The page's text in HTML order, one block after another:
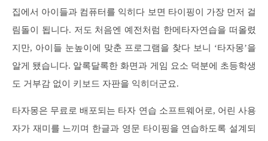
집에서 아이들과 컴퓨터를 익히다 보면 타이핑이 가장 먼저 걸
림돌이 됩니다. 저도 처음엔 예전처럼 한메타자연습을 떠올렸
지만, 아이들 눈높이에 맞춘 프로그램을 찾다 보니 ‘타자몽’을
알게 됐습니다. 알록달록한 화면과 게임 요소 덕분에 초등학생
도 거부감 없이 키보드 자판을 익히더군요.
타자몽은 무료로 배포되는 타자 연습 소프트웨어로, 어린 사용
자가 재미를 느끼며 한글과 영문 타이핑을 연습하도록 설계되